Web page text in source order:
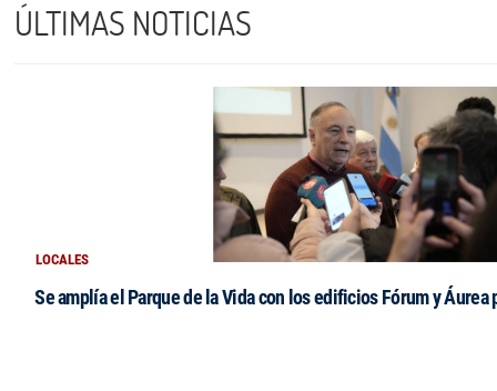
ÚLTIMAS NOTICIAS
LOCALES
Se amplía el Parque de la Vida con los edificios Fórum y